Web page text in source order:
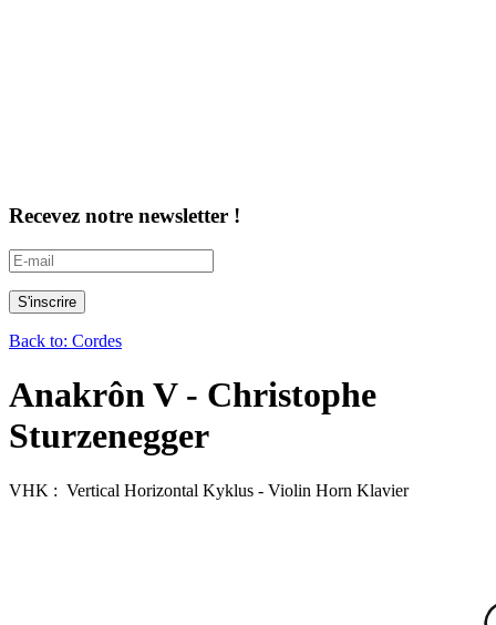
Recevez notre newsletter !
Back to: Cordes
Anakrôn V - Christophe
Sturzenegger
VHK : Vertical Horizontal Kyklus - Violin Horn Klavier